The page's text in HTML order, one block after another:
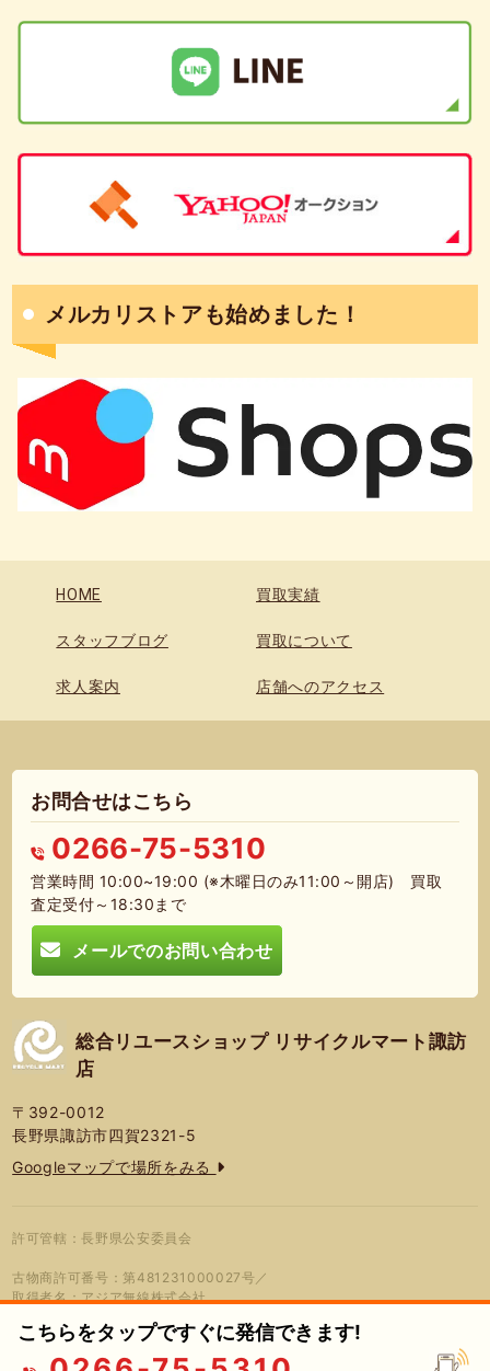
メルカリストアも始めました！
HOME 買取実績
スタッフブログ 買取について
求人案内 店舗へのアクセス
お問合せはこちら
0266-75-5310
営業時間 10:00~19:00 (※木曜日のみ11:00～開店) 買取
査定受付～18:30まで
メールでのお問い合わせ
総合リユースショップ リサイクルマート諏訪
店
〒392-0012
長野県諏訪市四賀2321-5
Googleマップで場所をみる
許可管轄：長野県公安委員会
古物商許可番号：第481231000027号／
取得者名：アジア無線株式会社
こちらをタップですぐに発信できます!